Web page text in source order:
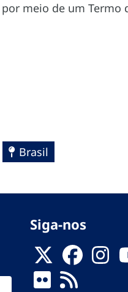
meio de um Termo
Brasil
Siga-nos